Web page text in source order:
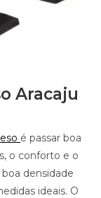
Aracaju
é passar boa
o conforto e o
densidade
ideais. O